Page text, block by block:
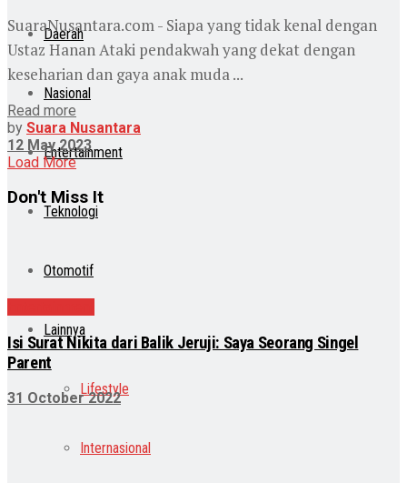
Daerah
Nasional
Entertainment
Teknologi
Otomotif
Lainnya
Lifestyle
Internasional
SuaraNusantara.com - Siapa yang tidak kenal dengan
Ustaz Hanan Ataki pendakwah yang dekat dengan
keseharian dan gaya anak muda ...
Read more
by Suara Nusantara
12 May 2023
Load More
Don't Miss It
Isi Surat Nikita dari Balik Jeruji: Saya Seorang Singel
Parent
31 October 2022